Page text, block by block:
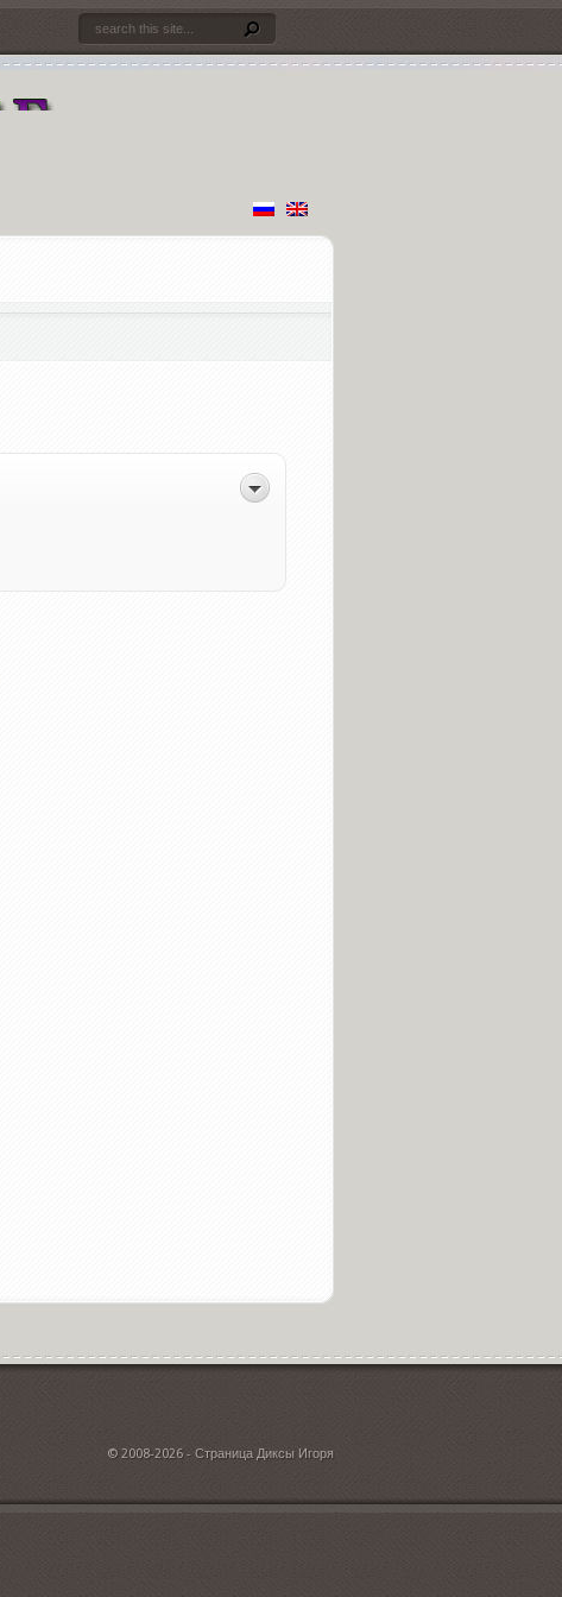
© 2008-2026 - Страница Диксы Игоря